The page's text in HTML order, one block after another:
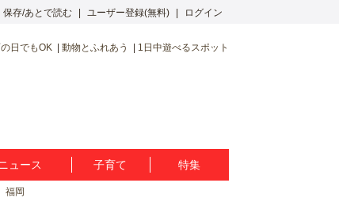
保存/あとで読む ユーザー登録(無料) ログイン
日でもOK 動物とふれあう 1日中遊べるスポット
ュース 子育て 特集
福岡